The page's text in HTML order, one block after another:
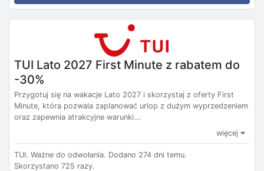
TUI Lato 2027 First Minute z rabatem do
-30%
Przygotuj się na wakacje Lato 2027 i skorzystaj z oferty First
Minute, która pozwala zaplanować urlop z dużym wyprzedzeniem
oraz zapewnia atrakcyjne warunki...
więcej
TUI. Ważne do odwołania. Dodano 274 dni temu.
Skorzystano 725 razy.